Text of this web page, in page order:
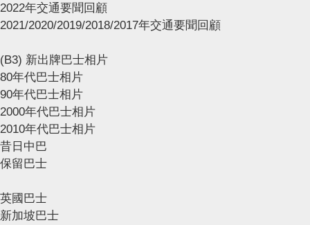
2022年交通要聞回顧
2021/2020/2019/2018/2017年交通要聞回顧
(B3) 新出牌巴士相片
80年代巴士相片
90年代巴士相片
2000年代巴士相片
2010年代巴士相片
昔日中巴
保留巴士
英國巴士
新加坡巴士